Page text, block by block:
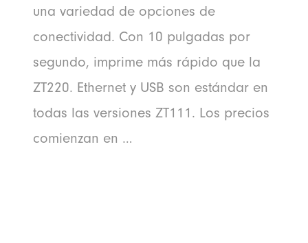
una variedad de opciones de
conectividad. Con 10 pulgadas por
segundo, imprime más rápido que la
ZT220. Ethernet y USB son estándar en
todas las versiones ZT111. Los precios
comienzan en …